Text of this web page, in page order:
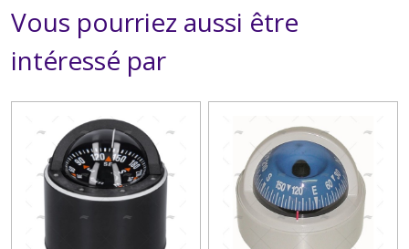
Vous pourriez aussi être
intéressé par